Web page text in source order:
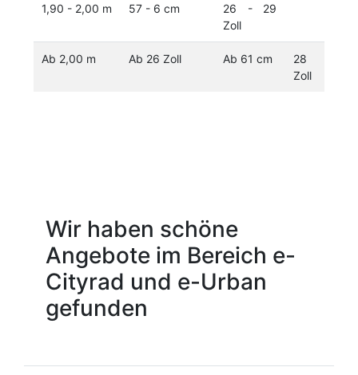
1,90 - 2,00 m 57 - 6 cm
26 - 29
Zoll
Ab 2,00 m Ab 26 Zoll Ab 61 cm
28
Zoll
Wir haben schöne
Angebote im Bereich e-
Cityrad und e-Urban
gefunden